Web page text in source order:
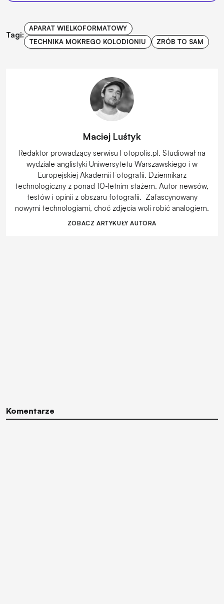
Tagi:
APARAT WIELKOFORMATOWY
TECHNIKA MOKREGO KOLODIONIU
ZRÓB TO SAM
Maciej Luśtyk
Redaktor prowadzący serwisu Fotopolis.pl. Studiował na
wydziale anglistyki Uniwersytetu Warszawskiego i w
Europejskiej Akademii Fotografii. Dziennikarz
technologiczny z ponad 10-letnim stażem. Autor newsów,
testów i opinii z obszaru fotografii. Zafascynowany
nowymi technologiami, choć zdjęcia woli robić analogiem.
ZOBACZ ARTYKUŁY AUTORA
Komentarze